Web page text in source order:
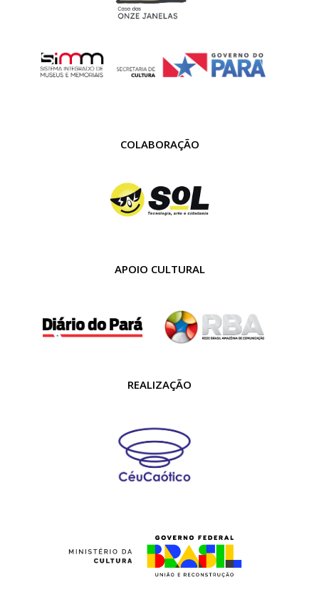
COLABORAÇÃO
APOIO CULTURAL
REALIZAÇÃO